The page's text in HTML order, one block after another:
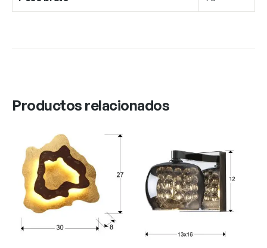
Productos relacionados